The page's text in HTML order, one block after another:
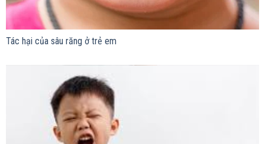
Tác hại của sâu răng ở trẻ em